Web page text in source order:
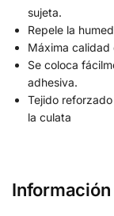
sujeta.
Repele la
Máxima calidad
Se coloca
adhesiva.
Tejido
la culata